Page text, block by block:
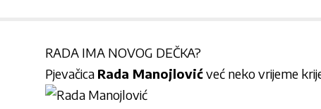
RADA IMA NOVOG DEČKA?
Pjevačica Rada Manojlovićveć neko vrijeme